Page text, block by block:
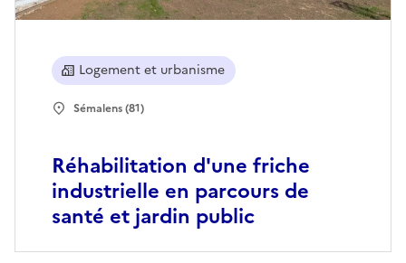
Réhabilitation d'une friche
industrielle en parcours de
santé et jardin public
Logement et urbanisme
Sémalens (81)